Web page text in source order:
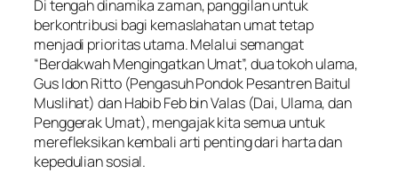
Di tengah dinamika zaman, panggilan untuk
berkontribusi bagi kemaslahatan umat tetap
menjadi prioritas utama. Melalui semangat
“Berdakwah Mengingatkan Umat”, dua tokoh ulama,
Gus Idon Ritto (Pengasuh Pondok Pesantren Baitul
Muslihat) dan Habib Feb bin Valas (Dai, Ulama, dan
Penggerak Umat), mengajak kita semua untuk
merefleksikan kembali arti penting dari harta dan
kepedulian sosial.